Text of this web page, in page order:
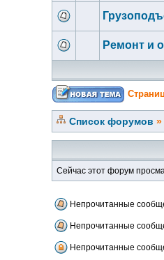
Ремонт и
Список форумов »
Сейчас этот форум
Непрочитанные
Непрочитанные
Непрочитанные